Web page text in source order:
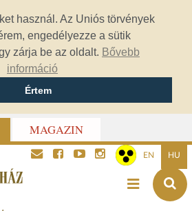
használ. Az Uniós törvények
engedélyezze a sütik
zárja be az oldalt. Bővebb
információ
Értem
MAGAZIN
EN HU